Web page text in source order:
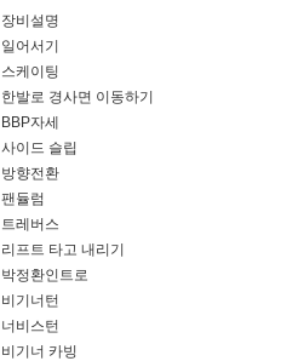
장비설명
일어서기
스케이팅
한발로 경사면 이동하기
BBP자세
사이드 슬립
방향전환
팬듈럼
트레버스
리프트 타고 내리기
박정환인트로
비기너턴
너비스턴
비기너 카빙